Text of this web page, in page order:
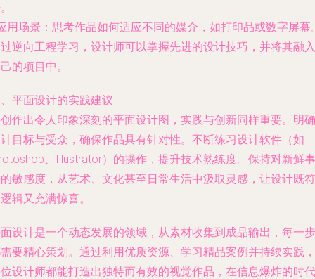
用场景：思考作品如何适应不同的媒介，如打印品或数字屏幕
逆向工程学习，设计师可以掌握先进的设计技巧，并将其融入
的项目中。
平面设计的实践建议
作出令人印象深刻的平面设计图，实践与创新同样重要。明确
目标与受众，确保作品具有针对性。不断练习设计软件（如
、Illustrator）的操作，提升技术熟练度。保持对新鲜事
敏感度，从艺术、文化甚至日常生活中汲取灵感，让设计既符
辑又充满惊喜。
设计是一个动态发展的领域，从素材收集到成品输出，每一步
要精心策划。通过利用优质资源、学习精品案例并持续实践，
设计师都能打造出独特而有效的视觉作品，在信息爆炸的时代